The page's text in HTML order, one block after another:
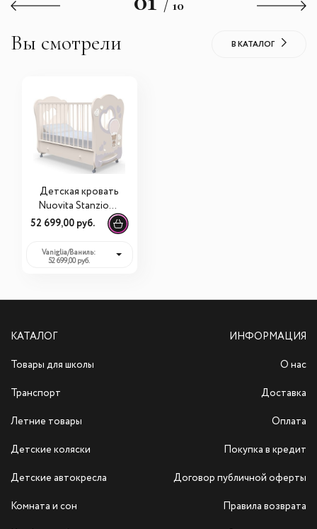
/ 10
Вы смотрели В КАТАЛОГ
Детская кровать
Nuovita Stanzione
Cute Bear swing
52 699,00 руб.
Vaniglia/Ваниль:
52 699,00 руб.
КАТАЛОГ
Товары для школы
Транспорт
Летние товары
Детские коляски
Детские автокресла
Комната и сон
ИНФОРМАЦИЯ
О нас
Доставка
Оплата
Покупка в кредит
Договор публичной оферты
Правила возврата